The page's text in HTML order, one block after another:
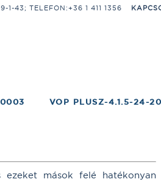
1-43; TELEFON:+36 1 411 1356
VOP PLUSZ-4.1.5-24-
mások felé hatékonyan